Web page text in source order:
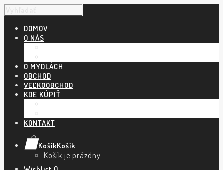
DOMOV
O NÁS
O MYDLÁCH
OBCHOD
VEĽKOOBCHOD
KDE KÚPIŤ
KONTAKT
KošíkKošík
Košík je prázdny.